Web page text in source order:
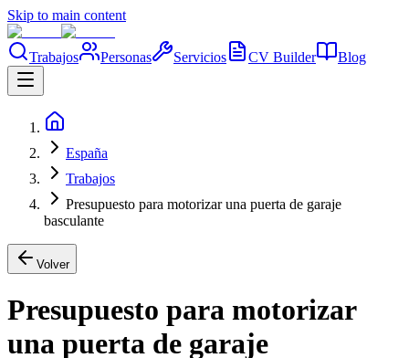
Skip to main content
Trabajos Personas Servicios CV Builder Blog
España
Trabajos
Presupuesto para motorizar una puerta de garaje
basculante
Volver
Presupuesto para motorizar
una puerta de garaje